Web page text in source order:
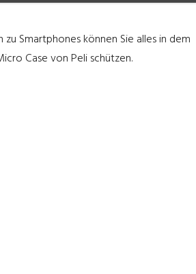
Smartphones können Sie alles in dem
Case von Peli schützen.